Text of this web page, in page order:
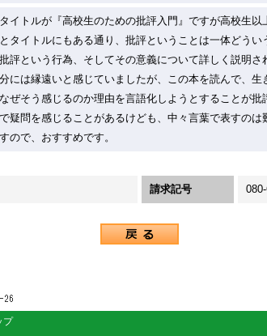
イトルが『高校生のための批評入門』ですが高校生以
タイトルにもある通り、批評ということは一体どう
評という行為、そしてその意義について詳しく説明さ
には縁遠いと感じていましたが、この本を読んで、生
ぜそう感じるのか理由を言語化しようとすることが批
疑問を感じることがあるけども、中々言葉で表すの
ので、おすすめです。
請求記号
プ